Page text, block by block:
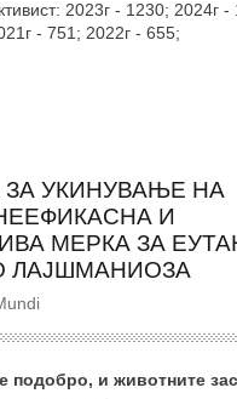
2023г - 1230; 2024г
- 751; 2022г - 655;
УКИНУВАЊЕ НА
И
МЕРКА ЗА
ЛАЈШМАНИОЗА
подобро, и животните